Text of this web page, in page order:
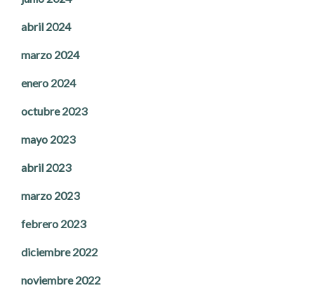
abril 2024
marzo 2024
enero 2024
octubre 2023
mayo 2023
abril 2023
marzo 2023
febrero 2023
diciembre 2022
noviembre 2022